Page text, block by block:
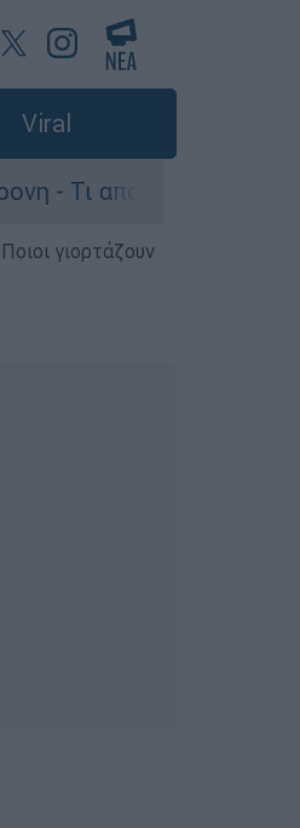
Viral
στους
γιορτάζουν